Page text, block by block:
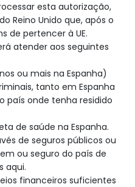
esta autorização,
Reino Unido que, após o
de pertencer à UE.
atender aos seguintes
ou mais na Espanha)
tanto em Espanha
país onde tenha residido
de saúde na Espanha.
de seguros públicos ou
ou seguro do país de
aqui.
financeiros suficientes